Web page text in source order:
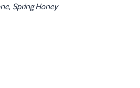
Spring Honey